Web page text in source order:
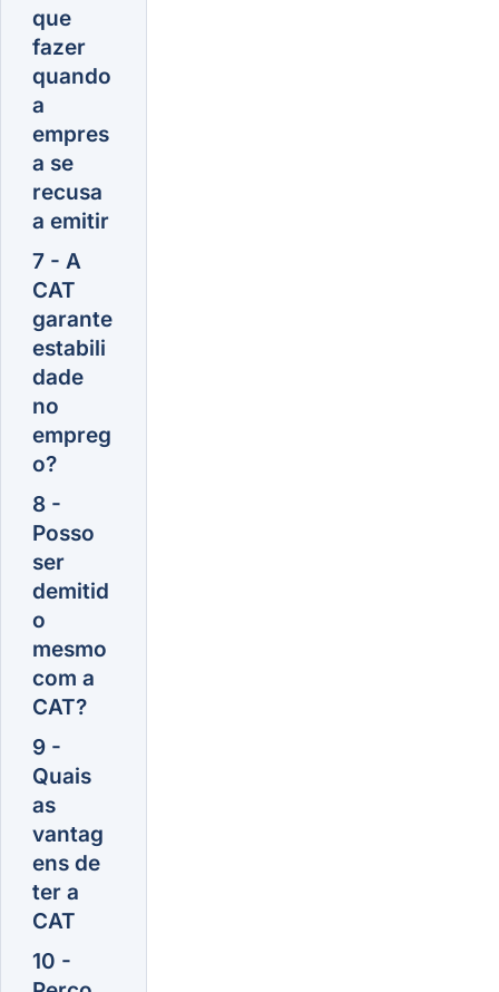
que
fazer
quando
a
empres
a se
recusa
a emitir
7 - A
CAT
garante
estabili
dade
no
empreg
o?
8 -
Posso
ser
demitid
o
mesmo
com a
CAT?
9 -
Quais
as
vantag
ens de
ter a
CAT
10 -